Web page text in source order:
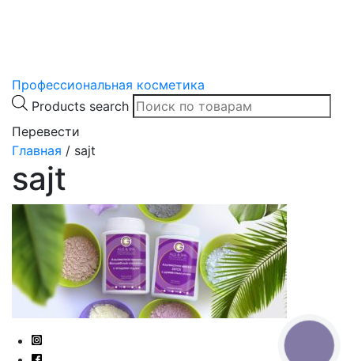
Профессиональная косметика
Products search
Перевести
Главная / sajt
sajt